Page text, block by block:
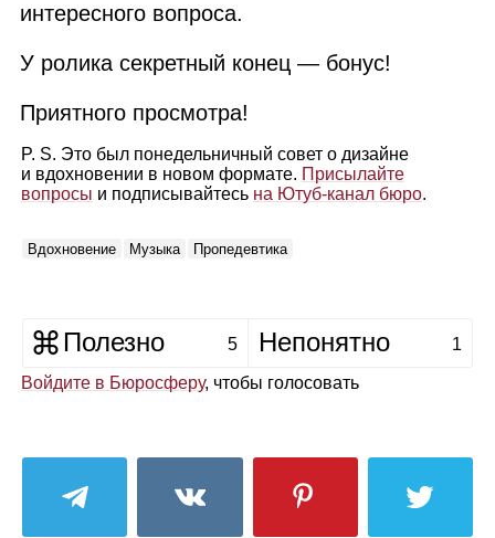
интересного вопроса.
У ролика секретный конец — бонус!
Приятного просмотра!
P. S. Это был понедельничный совет о дизайне
и вдохновении в новом формате. Присылайте
вопросы и подписывайтесь на Ютуб‑канал бюро.
Вдохновение Музыка Пропедевтика
Полезно 5 Непонятно 1
Войдите в Бюросферу, чтобы голосовать